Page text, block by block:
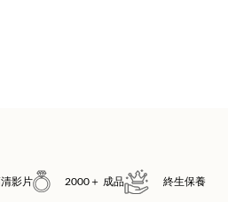
影片 2000＋ 成品 終生保養